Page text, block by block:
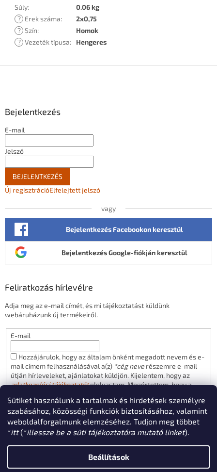
Sütiket használunk a tartalmak és hirdetések személyre
szabásához, közösségi funkciók biztosításához, valamint
weboldalforgalmunk elemzéséhez. Tudjon meg többet
*itt(*illessze be a süti tájékoztatóra mutató linket).
Beállítások
Súly:
0.06 kg
? Erek száma:
2x0,75
? Szín:
Homok
? Vezeték típusa: Hengeres
Bejelentkezés
E-mail
Jelszó
BEJELENTKEZÉS
Új regisztrációElfelejtett jelszó
vagy
Bejelentkezés Facebookon keresztül
Bejelentkezés Google-fiókján keresztül
Feliratkozás hírlevélre
Adja meg az e-mail címét, és mi tájékoztatást küldünk
webáruházunk új termékeiről.
E-mail
Hozzájárulok, hogy az általam önként megadott nevem és e-
mail címem felhasználásával a(z) *cég neverészemre e-mail
útján hírleveleket, ajánlatokat küldjön. Kijelentem, hogy az
adatkezelési tájékoztatótelolvastam. Megértettem, hogy a
FELIRATKOZÁS